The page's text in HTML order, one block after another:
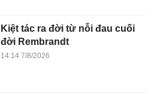
Kiệt tác ra đời từ nỗi đau cuối
đời Rembrandt
14:14 7/8/2026